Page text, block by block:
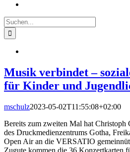
Suche
nach:
Musik verbindet –
für Kinder und
mschulz2023-05-02T11:55:08+02:00
Bereits zum zweiten Mal hat Christoph
des Druckmedienzentrums Gotha,
Open Air an die VERSATIO
Zugute kommen die 36 Konzertkarten